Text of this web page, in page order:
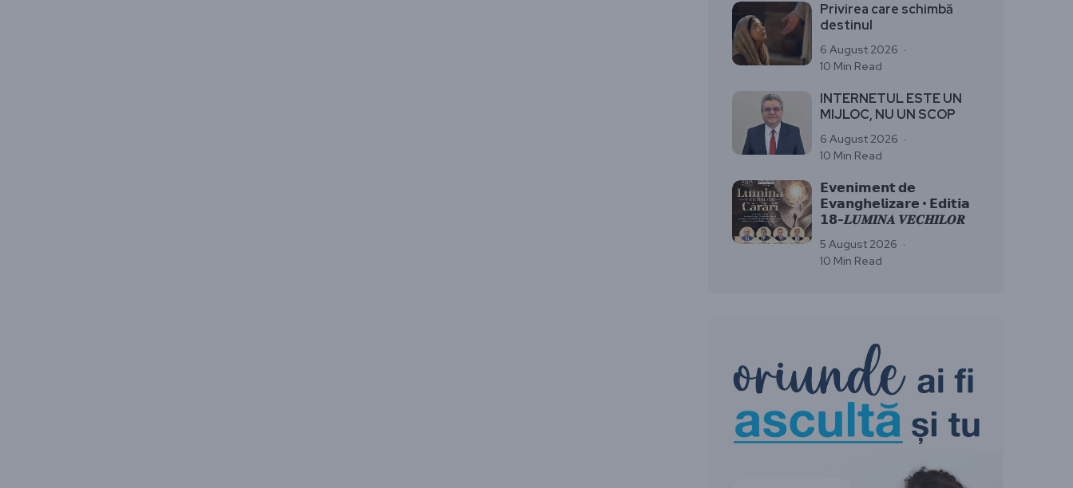
Privirea care schimbă
destinul
6 August 2026
10 Min Read
INTERNETUL ESTE UN
MIJLOC, NU UN SCOP
6 August 2026
10 Min Read
𝗘𝘃𝗲𝗻𝗶𝗺𝗲𝗻𝘁 𝗱𝗲
𝗘𝘃𝗮𝗻𝗴𝗵𝗲𝗹𝗶𝘇𝗮𝗿𝗲 • 𝗘𝗱𝗶𝘁𝗶𝗮
𝟭𝟴-𝑳𝑼𝑴𝑰𝑵𝑨 𝑽𝑬𝑪𝑯𝑰𝑳𝑶𝑹
5 August 2026
10 Min Read